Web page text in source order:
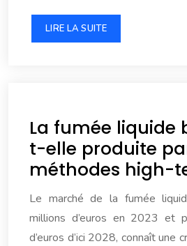
LIRE LA SUITE
La fumée liquide
t-elle produite
méthodes high-
Le marché de la fumée
millions d’euros en 2023 et
d’euros d’ici 2028, connaît une